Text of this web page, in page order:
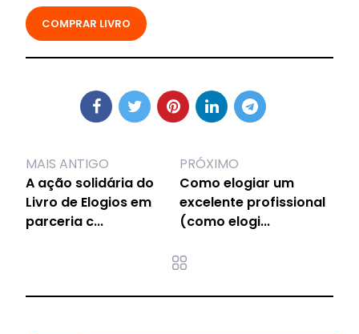
COMPRAR LIVRO
MAIS ANTIGO
A ação solidária do
Livro de Elogios em
parceria c...
PRÓXIMO
Como elogiar um
excelente profissional
(como elogi...